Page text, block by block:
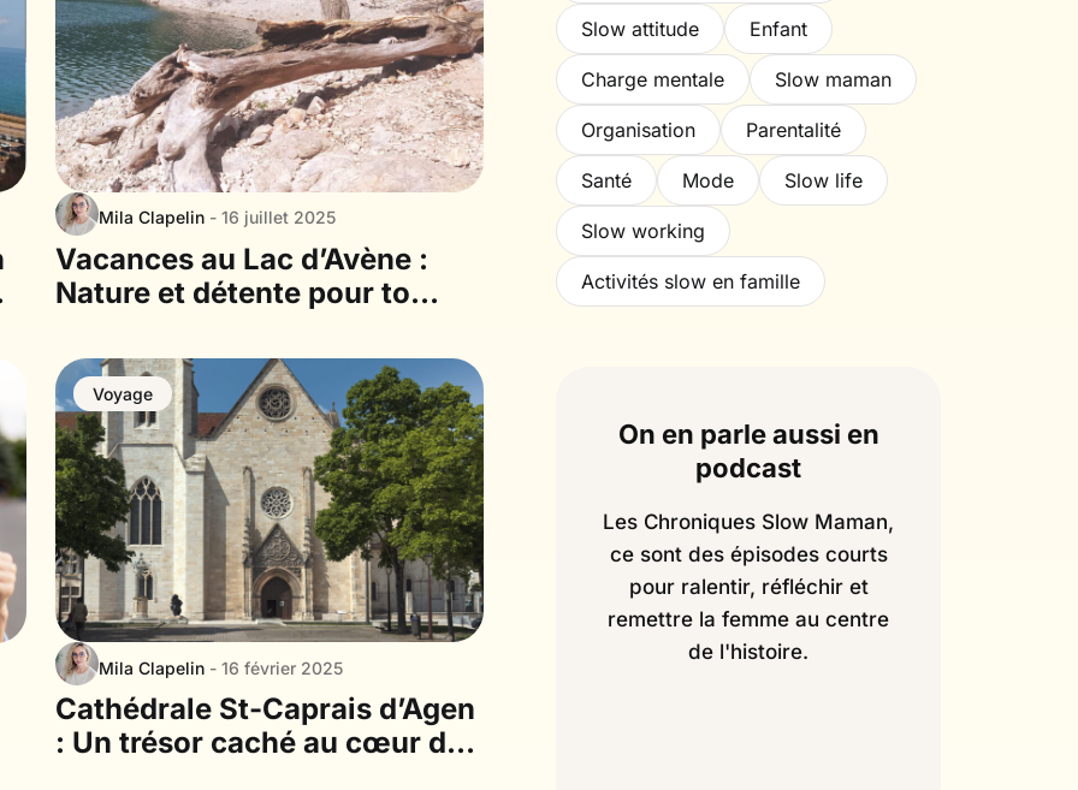
Mila Clapelin - 16 juillet 2025
Vacances au Lac d’Avène :
Nature et détente pour toute
Voyage
Mila Clapelin - 16 février 2025
Cathédrale St-Caprais d’Agen
: Un trésor caché au cœur de
Slow attitude Enfant
Charge mentale Slow maman
Organisation Parentalité
Santé Mode Slow life
Slow working
Activités slow en famille
On en parle aussi en
podcast
Les Chroniques Slow Maman,
ce sont des épisodes courts
pour ralentir, réfléchir et
remettre la femme au centre
de l'histoire.